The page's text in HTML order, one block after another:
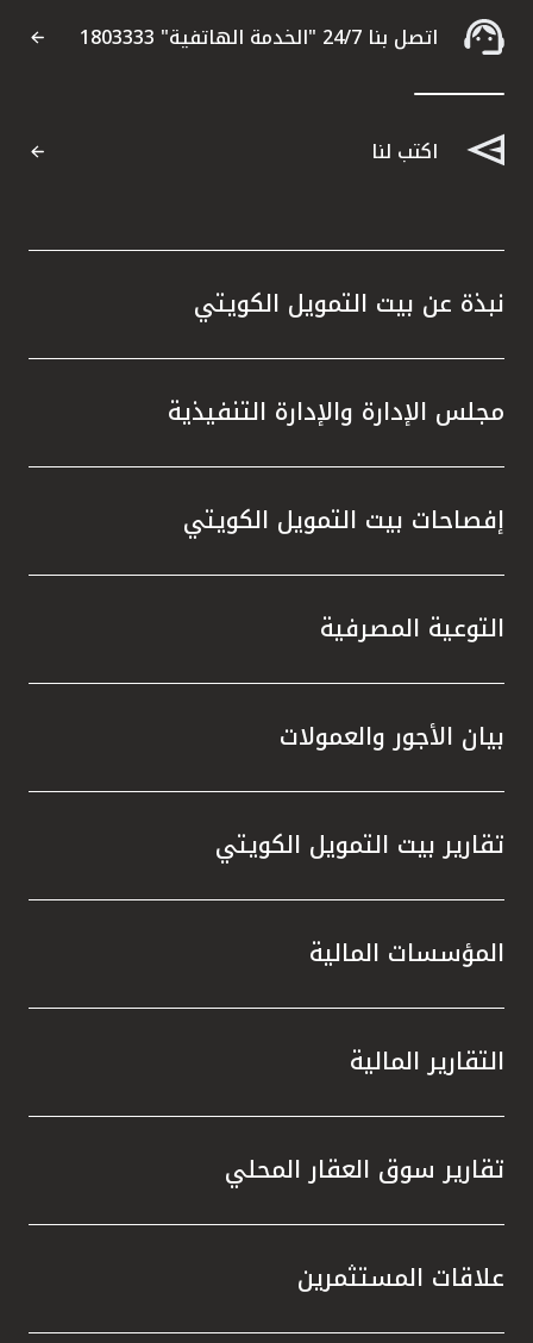
التقارير
اتصل بنا
ألمانيا
تركيا
المملكة المتحدة
اتصل بنا 24/7 "الخدمة الهاتفية" 1803333
اكتب لنا
نبذة عن بيت التمويل الكويتي
مجلس الإدارة والإدارة التنفيذية
إفصاحات بيت التمويل الكويتي
التوعية المصرفية
بيان الأجور والعمولات
تقارير بيت التمويل الكويتي
المؤسسات المالية
التقارير المالية
تقارير سوق العقار المحلي
علاقات المستثمرين